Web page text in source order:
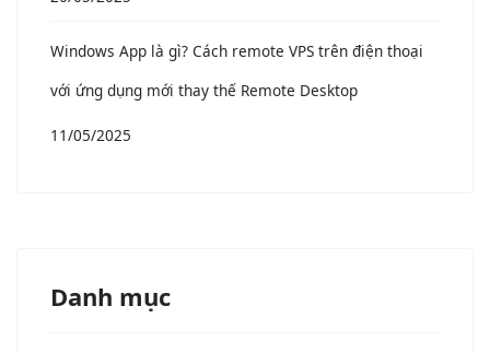
Windows App là gì? Cách remote VPS trên điện thoại
với ứng dụng mới thay thế Remote Desktop
11/05/2025
Danh mục